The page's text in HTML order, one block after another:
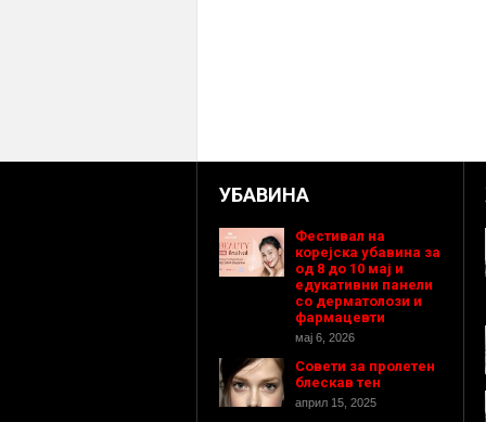
УБАВИНА
Фестивал на
корејска убавина за
од 8 до 10 мај и
едукативни панели
со дерматолози и
фармацевти
мај 6, 2026
Совети за пролетен
блескав тен
април 15, 2025